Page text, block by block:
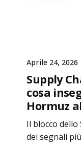
Aprile 24, 2026
Supply
cosa
Hormuz
Il blocco
dei segnali